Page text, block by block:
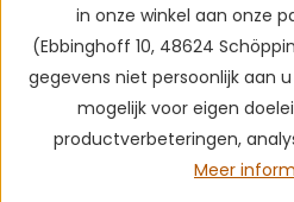
in onze winkel aan onze
(Ebbinghoff 10, 48624
gegevens niet persoonlijk aan
mogelijk voor eigen
productverbeteringen,
Meer